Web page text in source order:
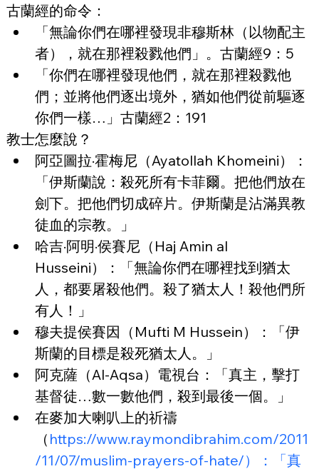
古蘭經的命令：
「無論你們在哪裡發現非穆斯林（以物配主
者），就在那裡殺戮他們」。古蘭經9：5
「你們在哪裡發現他們，就在那裡殺戮他
們；並將他們逐出境外，猶如他們從前驅逐
你們一樣…」古蘭經2：191
教士怎麼說？
阿亞圖拉·霍梅尼（Ayatollah Khomeini）：
「伊斯蘭說：殺死所有卡菲爾。把他們放在
劍下。把他們切成碎片。伊斯蘭是沾滿異教
徒血的宗教。」
哈吉·阿明·侯賽尼（Haj Amin al
Husseini）：「無論你們在哪裡找到猶太
人，都要屠殺他們。殺了猶太人！殺他們所
有人！」
穆夫提侯賽因（Mufti M Hussein）：「伊
斯蘭的目標是殺死猶太人。」
阿克薩（Al-Aqsa）電視台：「真主，擊打
基督徒…數一數他們，殺到最後一個。」
在麥加大喇叭上的祈禱
（ https://www.raymondibrahim.com/2011
/11/07/muslim-prayers-of-hate/）：「真